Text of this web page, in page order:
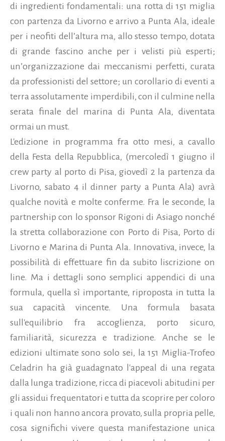
di ingredienti fondamentali: una rotta di 151 miglia
con partenza da Livorno e arrivo a Punta Ala, ideale
per i neofiti dellʼaltura ma, allo stesso tempo, dotata
di grande fascino anche per i velisti più esperti;
unʼorganizzazione dai meccanismi perfetti, curata
da professionisti del settore; un corollario di eventi a
terra assolutamente imperdibili, con il culmine nella
serata finale del marina di Punta Ala, diventata
ormai un must.
L'edizione in programma fra otto mesi, a cavallo
della Festa della Repubblica, (mercoledì 1 giugno il
crew party al porto di Pisa, giovedì 2 la partenza da
Livorno, sabato 4 il dinner party a Punta Ala) avrà
qualche novità e molte conferme. Fra le seconde, la
partnership con lo sponsor Rigoni di Asiago nonché
la stretta collaborazione con Porto di Pisa, Porto di
Livorno e Marina di Punta Ala. Innovativa, invece, la
possibilità di effettuare fin da subito liscrizione on
line. Ma i dettagli sono semplici appendici di una
formula, quella sì importante, riproposta in tutta la
sua capacità vincente. Una formula basata
sull'equilibrio fra accoglienza, porto sicuro,
familiarità, sicurezza e tradizione. Anche se le
edizioni ultimate sono solo sei, la 151 Miglia-Trofeo
Celadrin ha già guadagnato l'appeal di una regata
dalla lunga tradizione, ricca di piacevoli abitudini per
gli assidui frequentatori e tutta da scoprire per coloro
i quali non hanno ancora provato, sulla propria pelle,
cosa significhi vivere questa manifestazione unica